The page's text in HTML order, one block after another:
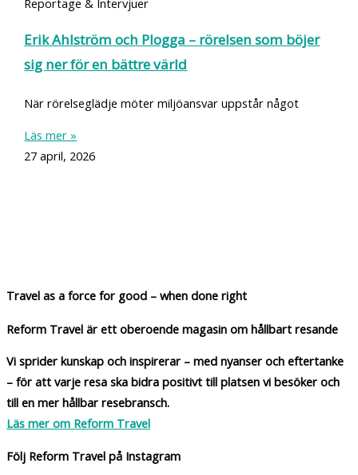
Erik Ahlström och Plogga – rörelsen som böjer
sig ner för en bättre värld
När rörelseglädje möter miljöansvar uppstår något
Läs mer »
27 april, 2026
Travel as a force for good – when done right
Reform Travel är ett oberoende magasin om hållbart resande
Vi sprider kunskap och inspirerar – med nyanser och eftertanke
– för att varje resa ska bidra positivt till platsen vi besöker och
till en mer hållbar resebransch.
Läs mer om Reform Travel
Följ Reform Travel på Instagram